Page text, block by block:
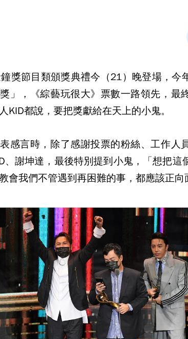
獎節目類頒獎典禮今（21）晚登場，今
」，《綜藝玩很大》票數一路領先，最
KID都說，要把獎獻給在天上的小鬼。
感言時，除了感謝投票的粉絲、工作人
、謝坤達，最後特別提到小鬼，「想把這
會我們不管遇到再困難的事，都應該正向